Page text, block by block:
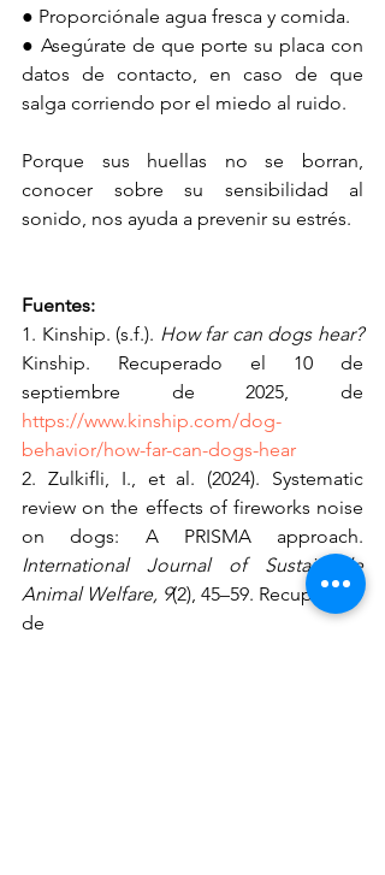
● Proporciónale agua fresca y comida.
● Asegúrate de que porte su placa con
datos de contacto, en caso de que
salga corriendo por el miedo al ruido.
Porque sus huellas no se borran,
conocer sobre su sensibilidad al
sonido, nos ayuda a prevenir su estrés.
Fuentes:
1. Kinship. (s.f.).
How far can dogs hear?
Kinship. Recuperado el 10 de
https://www.kinship.com/dog-
behavior/how-far-can-dogs-hear
2. Zulkifli, I., et al. (2024). Systematic
review on the effects of fireworks noise
International Journal of Sustainable
Animal Welfare, 9(2), 45–59. Recuperado